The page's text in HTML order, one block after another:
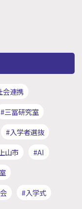
会連携
#三冨研究室
#入学者選抜
山市
#AI
#入学式